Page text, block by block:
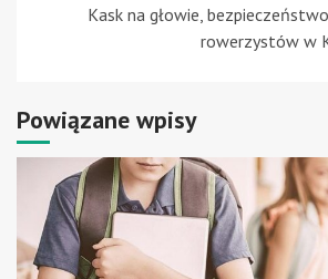
Kask na głowie,
rowerzystów w
Powiązane wpisy